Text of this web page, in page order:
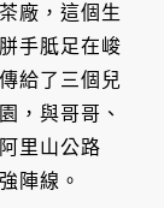
廠，這個生
手胝足在峻
給了三個兒
，與哥哥、
里山公路
陣線。